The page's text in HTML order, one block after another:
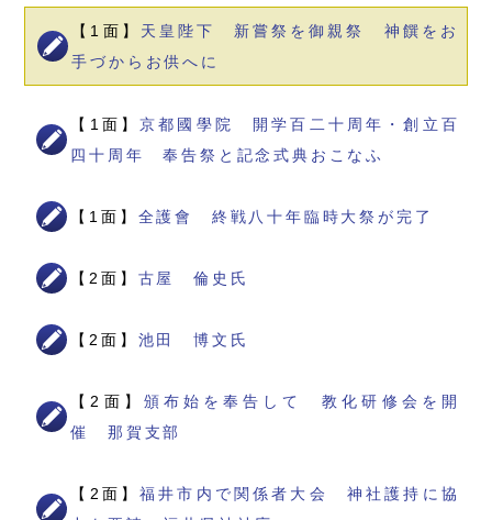
【1面】 天皇陛下 新嘗祭を御親祭 神饌をお
手づからお供へに
【1面】京都國學院 開学百二十周年・創立百
四十周年 奉告祭と記念式典おこなふ
【1面】 全護會 終戦八十年臨時大祭が完了
【2面】 古屋 倫史氏
【2面】 池田 博文氏
【2面】 頒布始を奉告して 教化研修会を開
催 那賀支部
【2面】福井市内で関係者大会 神社護持に協